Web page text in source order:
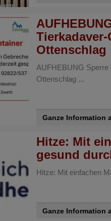
Ottenschlag
AUFHEBUNG Sperre
Ottenschlag ...
Ganze Information
Hitze: Mit
gesund
Hitze: Mit einfachen
Ganze Information